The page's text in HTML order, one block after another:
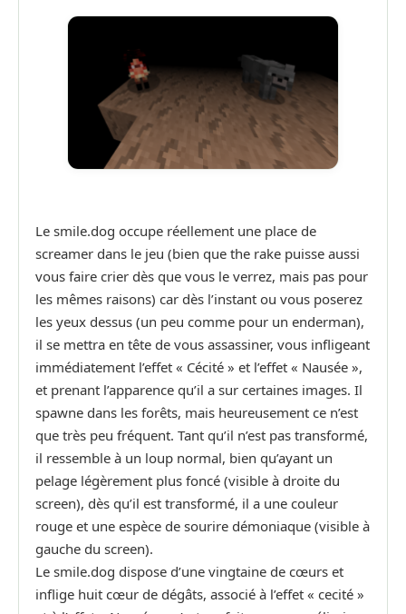
Le smile.dog occupe réellement une place de
screamer dans le jeu (bien que the rake puisse aussi
vous faire crier dès que vous le verrez, mais pas pour
les mêmes raisons) car dès l’instant ou vous poserez
les yeux dessus (un peu comme pour un enderman),
il se mettra en tête de vous assassiner, vous infligeant
immédiatement l’effet « Cécité » et l’effet « Nausée »,
et prenant l’apparence qu’il a sur certaines images. Il
spawne dans les forêts, mais heureusement ce n’est
que très peu fréquent. Tant qu’il n’est pas transformé,
il ressemble à un loup normal, bien qu’ayant un
pelage légèrement plus foncé (visible à droite du
screen), dès qu’il est transformé, il a une couleur
rouge et une espèce de sourire démoniaque (visible à
gauche du screen).
Le smile.dog dispose d’une vingtaine de cœurs et
inflige huit cœur de dégâts, associé à l’effet « cecité »